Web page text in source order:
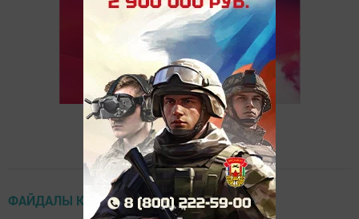
ФАЙДАЛЫ КИҢӘШЛӘР